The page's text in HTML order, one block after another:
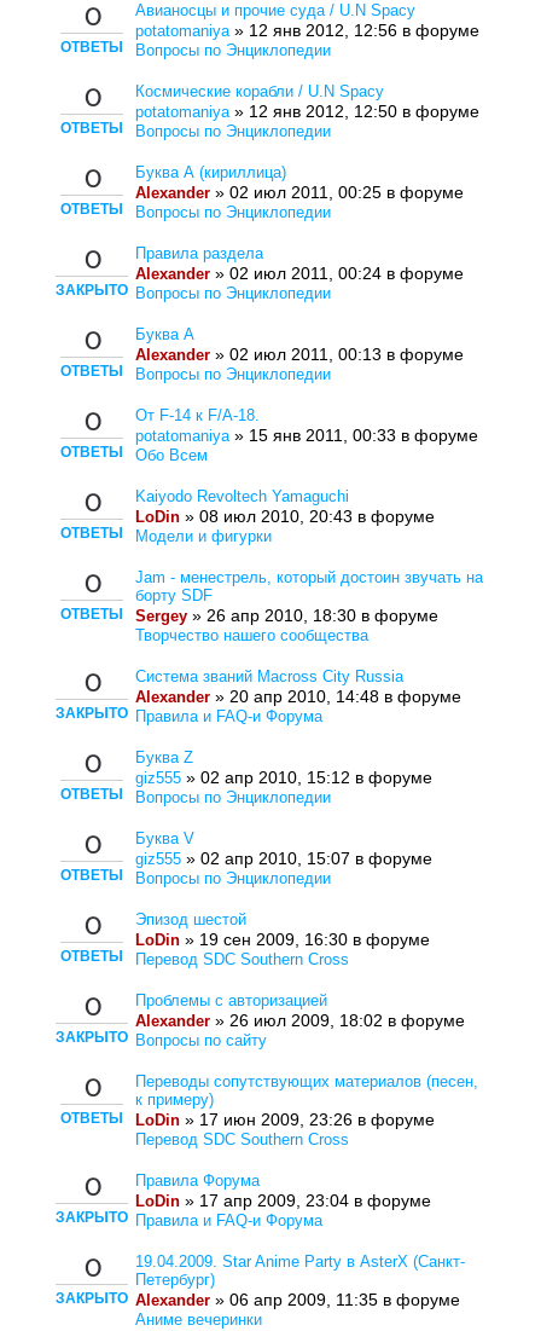
0
ОТВЕТЫ
Авианосцы и прочие суда / U.N Spacy
potatomaniya» 12 янв 2012, 12:56 в форуме
Вопросы по Энциклопедии
0
ОТВЕТЫ
Космические корабли / U.N Spacy
potatomaniya» 12 янв 2012, 12:50 в форуме
Вопросы по Энциклопедии
0
ОТВЕТЫ
Буква А (кириллица)
Alexander » 02 июл 2011, 00:25 в форуме
Вопросы по Энциклопедии
0
ЗАКРЫТО
Правила раздела
Alexander » 02 июл 2011, 00:24 в форуме
Вопросы по Энциклопедии
0
ОТВЕТЫ
Буква A
Alexander » 02 июл 2011, 00:13 в форуме
Вопросы по Энциклопедии
0
ОТВЕТЫ
От F-14 к F/A-18.
potatomaniya» 15 янв 2011, 00:33 в форуме
Обо Всем
0
ОТВЕТЫ
Kaiyodo Revoltech Yamaguchi
LoDin » 08 июл 2010, 20:43 в форуме
Модели и фигурки
0
ОТВЕТЫ
Jam - менестрель, который достоин звучать на
борту SDF
Sergey » 26 апр 2010, 18:30 в форуме
Творчество нашего сообщества
0
ЗАКРЫТО
Система званий Macross City Russia
Alexander » 20 апр 2010, 14:48 в форуме
Правила и FAQ-и Форума
0
ОТВЕТЫ
Буква Z
giz555 » 02 апр 2010, 15:12 в форуме
Вопросы по Энциклопедии
0
ОТВЕТЫ
Буква V
giz555 » 02 апр 2010, 15:07 в форуме
Вопросы по Энциклопедии
0
ОТВЕТЫ
Эпизод шестой
LoDin » 19 сен 2009, 16:30 в форуме
Перевод SDC Southern Cross
0
ЗАКРЫТО
Проблемы с авторизацией
Alexander » 26 июл 2009, 18:02 в форуме
Вопросы по сайту
0
ОТВЕТЫ
Переводы сопутствующих материалов (песен,
к примеру)
LoDin » 17 июн 2009, 23:26 в форуме
Перевод SDC Southern Cross
0
ЗАКРЫТО
Правила Форума
LoDin » 17 апр 2009, 23:04 в форуме
Правила и FAQ-и Форума
0
ЗАКРЫТО
19.04.2009. Star Anime Party в AsterX (Санкт-
Петербург)
Alexander » 06 апр 2009, 11:35 в форуме
Аниме вечеринки